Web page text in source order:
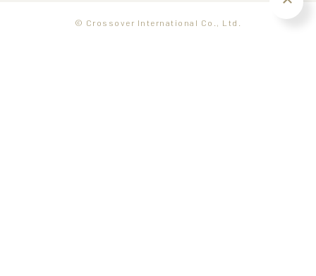
© Crossover International Co., Ltd.